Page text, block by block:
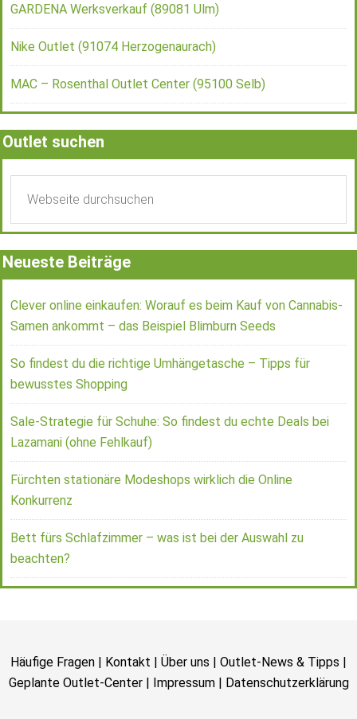
GARDENA Werksverkauf (89081 Ulm)
Nike Outlet (91074 Herzogenaurach)
MAC – Rosenthal Outlet Center (95100 Selb)
Outlet suchen
Neueste Beiträge
Clever online einkaufen: Worauf es beim Kauf von Cannabis-
Samen ankommt – das Beispiel Blimburn Seeds
So findest du die richtige Umhängetasche – Tipps für
bewusstes Shopping
Sale-Strategie für Schuhe: So findest du echte Deals bei
Lazamani (ohne Fehlkauf)
Fürchten stationäre Modeshops wirklich die Online
Konkurrenz
Bett fürs Schlafzimmer – was ist bei der Auswahl zu
beachten?
Häufige Fragen | Kontakt | Über uns | Outlet-News & Tipps |
Geplante Outlet-Center| Impressum| Datenschutzerklärung